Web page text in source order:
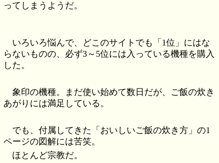
ってしまうようだ。
いろいろ悩んで、どこのサイトでも「1位」にはな
らないものの、必ず3～5位には入っている機種を購入
した。
象印の機種。まだ使い始めて数日だが、ご飯の炊き
あがりには満足している。
でも、付属してきた「おいしいご飯の炊き方」の1
ページの図解には苦笑。
ほとんど宗教だ。